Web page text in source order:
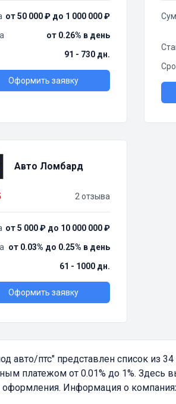
от 50 000 ₽ до 1 000 000 ₽
от 0.26% в день
91 - 730 дн.
Оформить заявку
Авто Ломбард
2 отзыва
от 5 000 ₽ до 10 000 000 ₽
от 0.03% до 0.25% в день
61 - 1000 дн.
Оформить заявку
авто/птс" представлен список из
платежом от 0.01% до 1%. Здесь
Информация о компаниях